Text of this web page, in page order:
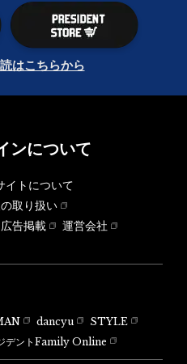
はこちらから
ンについて
イトについて
取り扱い
広告掲載
運営会社
dancyu
STYLE
デントFamily Online